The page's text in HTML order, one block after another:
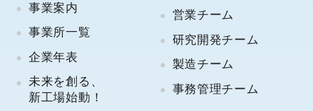
事業案内
事業所一覧
企業年表
未来を創る、
新工場始動！
営業チーム
研究開発チーム
製造チーム
事務管理チーム